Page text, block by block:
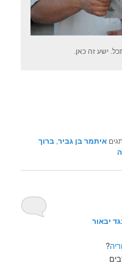
ישע זה כאן.
איתמר בן גביר,ברוך
יבאור
?